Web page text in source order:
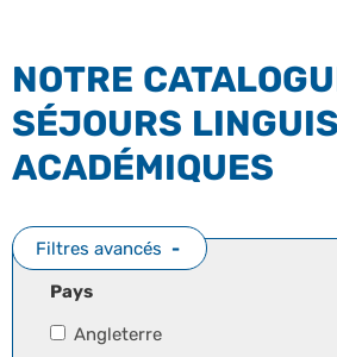
NOTRE
SÉJOURS
ACADÉMIQUES
Filtres avancés
Pays
Angleterre